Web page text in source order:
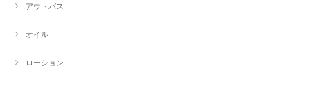
アウトバス
オイル
ローション